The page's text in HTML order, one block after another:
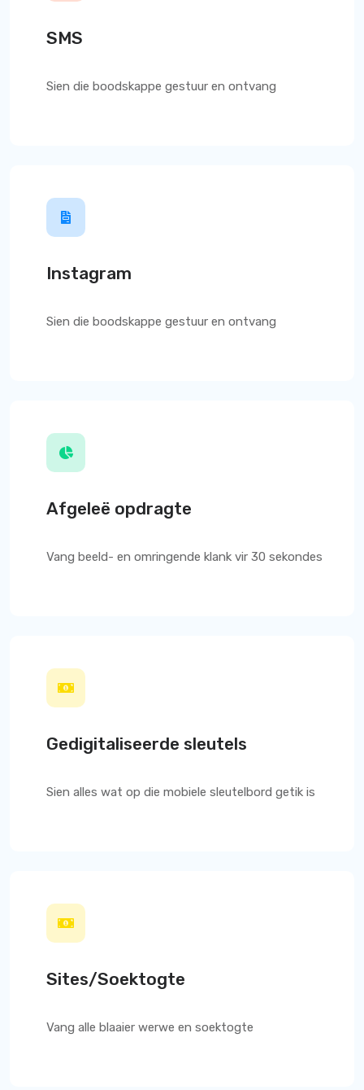
SMS
Sien die boodskappe gestuur en ontvang
Instagram
Sien die boodskappe gestuur en ontvang
Afgeleë opdragte
Vang beeld- en omringende klank vir 30 sekondes
Gedigitaliseerde sleutels
Sien alles wat op die mobiele sleutelbord getik is
Sites/Soektogte
Vang alle blaaier werwe en soektogte